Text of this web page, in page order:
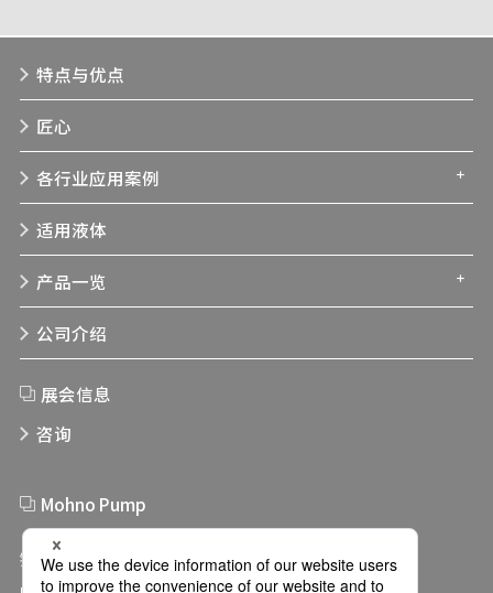
特点与优点
匠心
各行业应用案例
适用液体
产品一览
公司介绍
展会信息
咨询
Mohno Pump
链接集